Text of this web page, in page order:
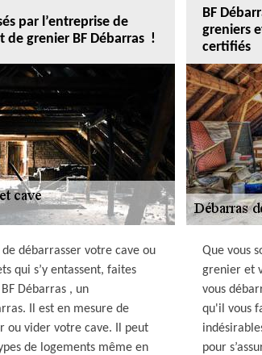
par l’entreprise de
de grenier BF Débarras !
débarrasser votre cave ou
qui s’y entassent, faites
Débarras , un
Il est en mesure de
ou vider votre cave. Il peut
de logements même en
BF
greniers
certifiés
Que vous
grenier et
vous
qu'il vous
pour